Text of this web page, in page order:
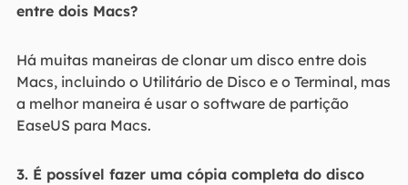
entre dois Macs?
Há muitas maneiras de clonar um disco entre dois
Macs, incluindo o Utilitário de Disco e o Terminal, mas
a melhor maneira é usar o software de partição
EaseUS para Macs.
3. É possível fazer uma cópia completa do disco